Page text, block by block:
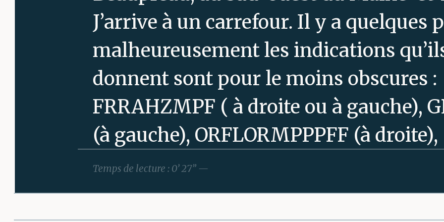
J’arrive à un carrefour. Il y a quelques
malheureusement les indications
donnent sont pour le moins obscures :
FRRAHZMPF ( à droite ou à gauche),
(à gauche), ORFLORMPPPFF (à droite),
PLUGRRRRMPHG (tout droit). Quelle
prendre ? Vite, je me scinde en trois,
Temps de lecture : 0’ 27” —